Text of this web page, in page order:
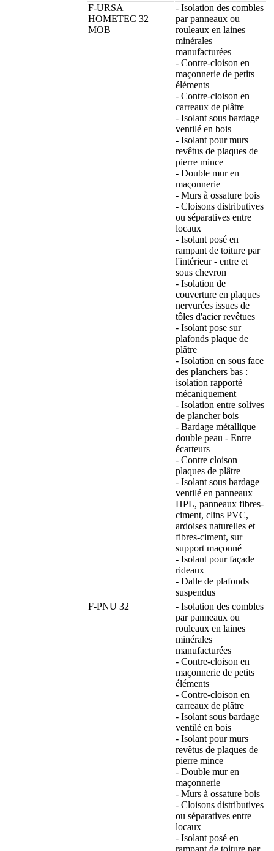
F-URSA
HOMETEC 32
MOB
- Isolation des combles
par panneaux ou
rouleaux en laines
minérales
manufacturées
- Contre-cloison en
maçonnerie de petits
éléments
- Contre-cloison en
carreaux de plâtre
- Isolant sous bardage
ventilé en bois
- Isolant pour murs
revêtus de plaques de
pierre mince
- Double mur en
maçonnerie
- Murs à ossature bois
- Cloisons distributives
ou séparatives entre
locaux
- Isolant posé en
rampant de toiture par
l'intérieur - entre et
sous chevron
- Isolation de
couverture en plaques
nervurées issues de
tôles d'acier revêtues
- Isolant pose sur
plafonds plaque de
plâtre
- Isolation en sous face
des planchers bas :
isolation rapporté
mécaniquement
- Isolation entre solives
de plancher bois
- Bardage métallique
double peau - Entre
écarteurs
- Contre cloison
plaques de plâtre
- Isolant sous bardage
ventilé en panneaux
HPL, panneaux fibres-
ciment, clins PVC,
ardoises naturelles et
fibres-ciment, sur
support maçonné
- Isolant pour façade
rideaux
- Dalle de plafonds
suspendus
F-PNU 32
- Isolation des combles
par panneaux ou
rouleaux en laines
minérales
manufacturées
- Contre-cloison en
maçonnerie de petits
éléments
- Contre-cloison en
carreaux de plâtre
- Isolant sous bardage
ventilé en bois
- Isolant pour murs
revêtus de plaques de
pierre mince
- Double mur en
maçonnerie
- Murs à ossature bois
- Cloisons distributives
ou séparatives entre
locaux
- Isolant posé en